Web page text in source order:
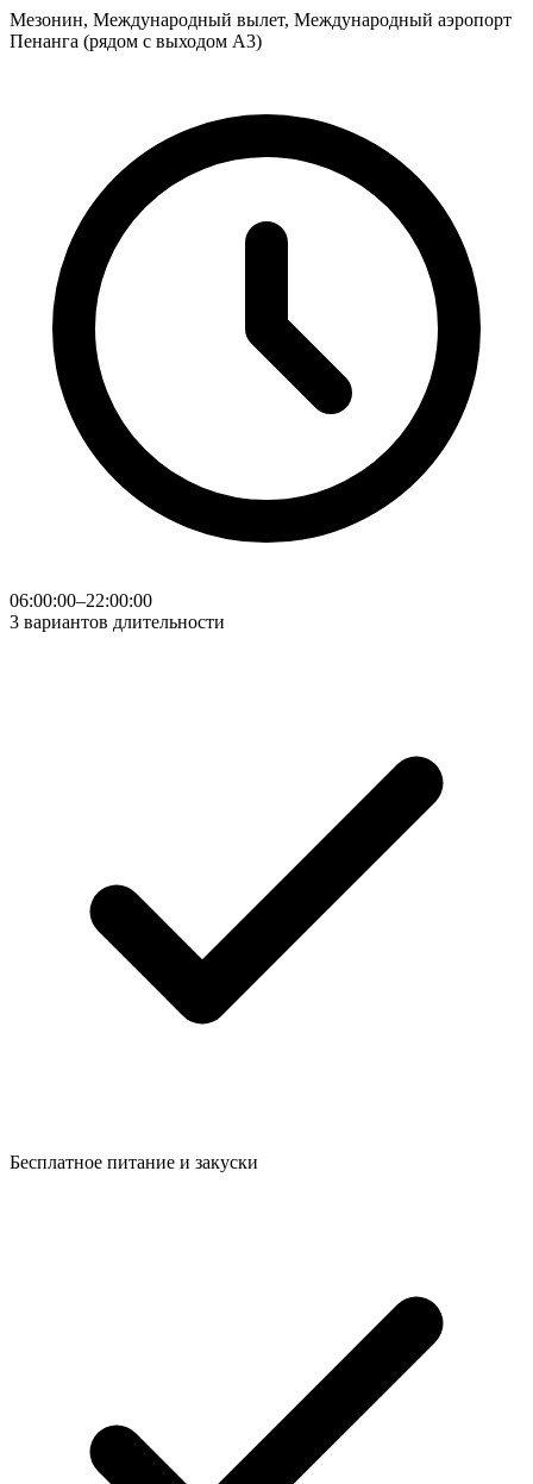
Мезонин, Международный вылет, Международный аэропорт
Пенанга (рядом с выходом A3)
06:00:00–22:00:00
3 вариантов длительности
Бесплатное питание и закуски